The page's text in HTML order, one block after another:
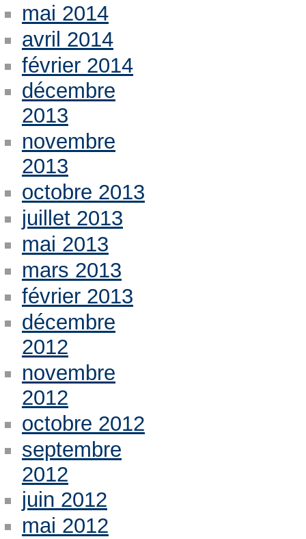
mai 2014
avril 2014
février 2014
décembre
2013
novembre
2013
octobre 2013
juillet 2013
mai 2013
mars 2013
février 2013
décembre
2012
novembre
2012
octobre 2012
septembre
2012
juin 2012
mai 2012